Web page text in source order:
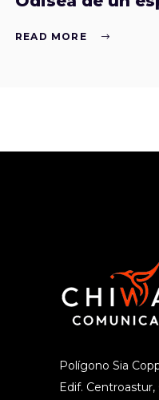
READ MORE
Polígono Sia
Edif. Centroastur,